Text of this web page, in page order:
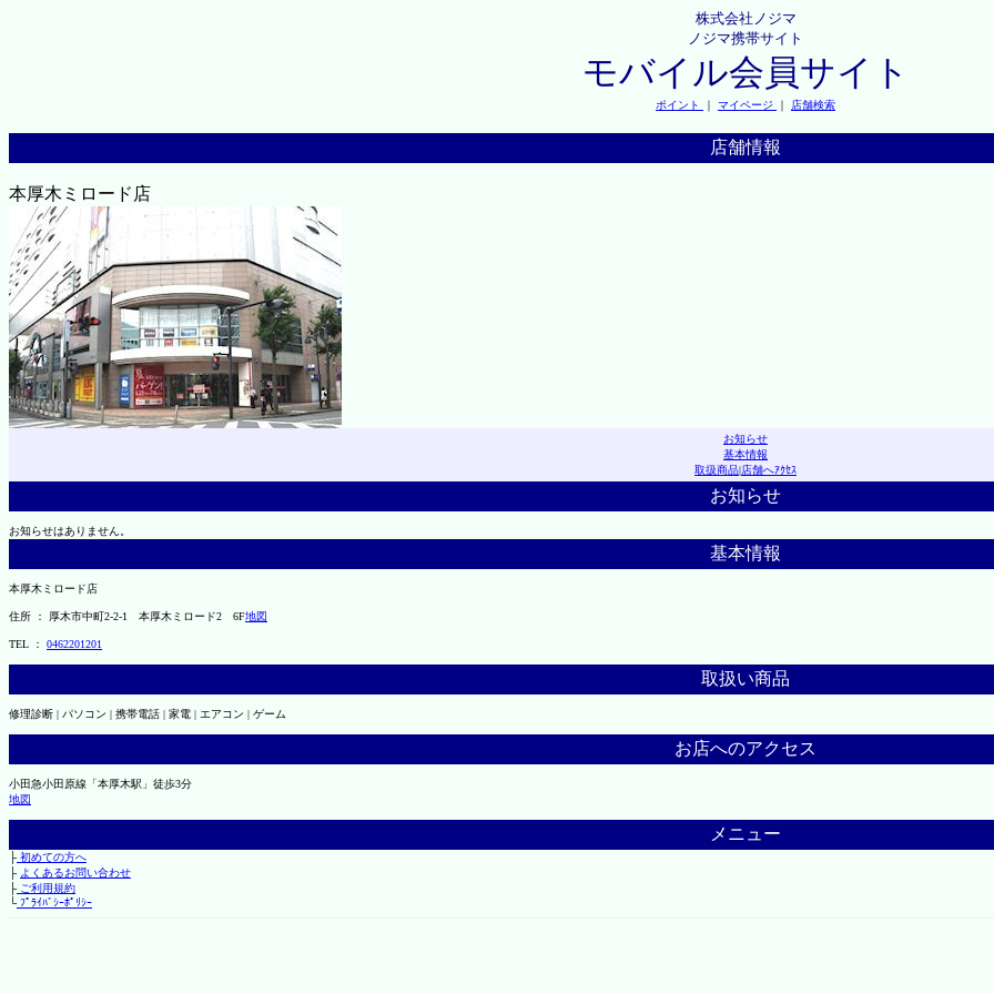
株式会社ノジマ
ノジマ携帯サイト
モバイル会員サイト
ポイント ｜ マイページ ｜ 店舗検索
店舗情報
本厚木ミロード店
お知らせ
基本情報
取扱商品|店舗へｱｸｾｽ
お知らせ
お知らせはありません。
基本情報
本厚木ミロード店
住所 ： 厚木市中町2-2-1 本厚木ミロード2 6F地図
TEL ： 0462201201
取扱い商品
修理診断 | パソコン | 携帯電話 | 家電 | エアコン | ゲーム
お店へのアクセス
小田急小田原線「本厚木駅」徒歩3分
地図
メニュー
├初めての方へ
├ よくあるお問い合わせ
├ご利用規約
└ﾌﾟﾗｲﾊﾞｼｰﾎﾟﾘｼｰ